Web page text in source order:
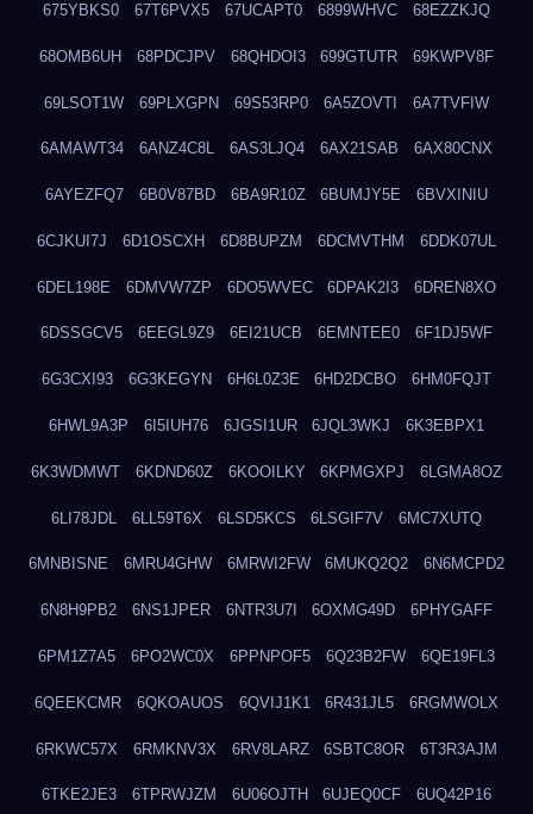
675YBKS0 67T6PVX5 67UCAPT0 6899WHVC 68EZZKJQ
68OMB6UH 68PDCJPV 68QHDOI3 699GTUTR 69KWPV8F
69LSOT1W 69PLXGPN 69S53RP0 6A5ZOVTI 6A7TVFIW
6AMAWT34 6ANZ4C8L 6AS3LJQ4 6AX21SAB 6AX80CNX
6AYEZFQ7 6B0V87BD 6BA9R10Z 6BUMJY5E 6BVXINIU
6CJKUI7J 6D1OSCXH 6D8BUPZM 6DCMVTHM 6DDK07UL
6DEL198E 6DMVW7ZP 6DO5WVEC 6DPAK2I3 6DREN8XO
6DSSGCV5 6EEGL9Z9 6EI21UCB 6EMNTEE0 6F1DJ5WF
6G3CXI93 6G3KEGYN 6H6L0Z3E 6HD2DCBO 6HM0FQJT
6HWL9A3P 6I5IUH76 6JGSI1UR 6JQL3WKJ 6K3EBPX1
6K3WDMWT 6KDND60Z 6KOOILKY 6KPMGXPJ 6LGMA8OZ
6LI78JDL 6LL59T6X 6LSD5KCS 6LSGIF7V 6MC7XUTQ
6MNBISNE 6MRU4GHW 6MRWI2FW 6MUKQ2Q2 6N6MCPD2
6N8H9PB2 6NS1JPER 6NTR3U7I 6OXMG49D 6PHYGAFF
6PM1Z7A5 6PO2WC0X 6PPNPOF5 6Q23B2FW 6QE19FL3
6QEEKCMR 6QKOAUOS 6QVIJ1K1 6R431JL5 6RGMWOLX
6RKWC57X 6RMKNV3X 6RV8LARZ 6SBTC8OR 6T3R3AJM
6TKE2JE3 6TPRWJZM 6U06OJTH 6UJEQ0CF 6UQ42P16